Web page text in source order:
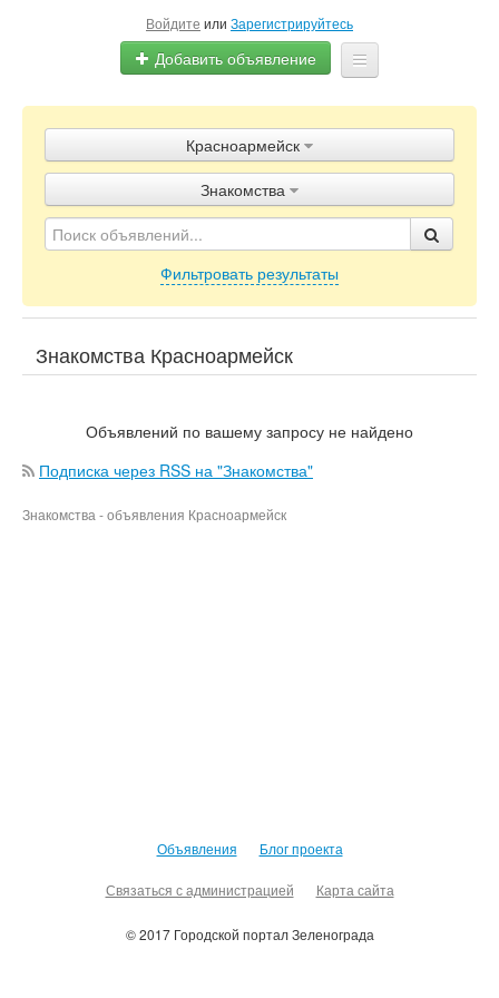
Войдите или Зарегистрируйтесь
Добавить объявление
Объявления
Блог
Красноармейск
Знакомства
Фильтровать результаты
Знакомства Красноармейск
Объявлений по вашему запросу не найдено
Подписка через RSS на "Знакомства"
Знакомства - объявления Красноармейск
Объявления Блог проекта
Связаться с администрацией Карта сайта
© 2017 Городской портал Зеленограда